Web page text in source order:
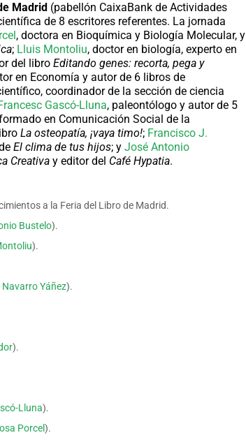
Madrid (pabellón CaixaBank de Actividades
de 8 escritores referentes. La jornada
, doctora en Bioquímica y Biología Molecular, y
; Lluis Montoliu, doctor en biología, experto en
del libro Editando genes: recorta, pega y
en Economía y autor de 6 libros de
coordinador de la sección de ciencia
Gascó-Lluna, paleontólogo y autor de 5
en Comunicación Social de la
La osteopatía, ¡vaya timo!; Francisco J.
El clima de tus hijos; y José Antonio
Creativay editor del Café Hypatia.
a la Feria del Libro de Madrid.
Bustelo).
).
Yáñez).
).
Lluna).
Porcel).